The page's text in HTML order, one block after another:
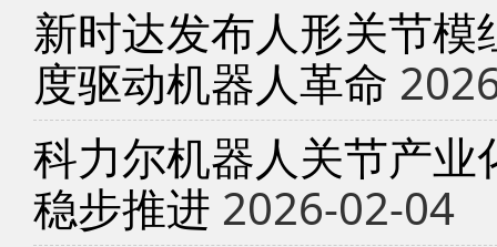
新时达发布人形关节
度驱动机器人革命
科力尔机器人关节产
稳步推进 2026-02-04